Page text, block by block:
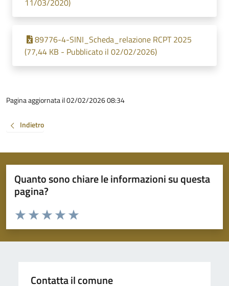
11/03/2020)
89776-4-SINI_Scheda_relazione RCPT 2025
(77,44 KB - Pubblicato il 02/02/2026)
Pagina aggiornata il 02/02/2026 08:34
Indietro
Quanto sono chiare le informazioni su questa
pagina?
Valuta da 1 a 5 stelle la pagina
Valuta 5 stelle su 5
Valuta 4 stelle su 5
Valuta 3 stelle su 5
Valuta 2 stelle su 5
Valuta 1 stelle su 5
Contatta il comune